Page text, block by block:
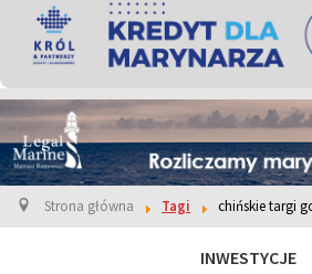
Strona główna Tagi chińskie targi
INWESTYCJE